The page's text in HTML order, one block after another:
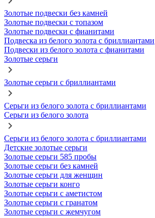
Золотые подвески без камней
Золотые подвески с топазом
Золотые подвески с фианитами
Подвеска из белого золота с бриллиантами
Подвески из белого золота с фианитами
Золотые серьги
Золотые серьги с бриллиантами
Серьги из белого золота с бриллиантами
Серьги из белого золота
Серьги из белого золота с бриллиантами
Детские золотые серьги
Золотые серьги 585 пробы
Золотые серьги без камней
Золотые серьги для женщин
Золотые серьги конго
Золотые серьги с аметистом
Золотые серьги с гранатом
Золотые серьги с жемчугом